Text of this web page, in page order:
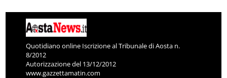
Quotidiano online Iscrizione al Tribunale di Aosta n.
8/2012
Autorizzazione del 13/12/2012
www.gazzettamatin.com